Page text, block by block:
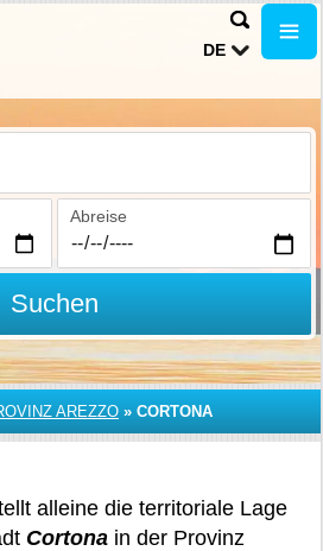
DE
Abreise
Suchen
AREZZO » CORTONA
alleine die territoriale Lage
Cortona in der Provinz